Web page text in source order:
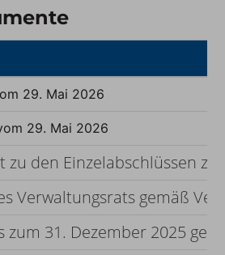
29. Mai 2026
29. Mai 2026
zu den Einzelabschlüssen
Verwaltungsrats gemäß
zum 31. Dezember 2025